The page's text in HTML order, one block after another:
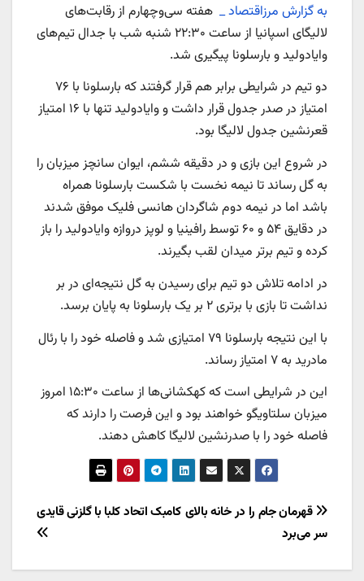
به گزارش مرزاقتصاد _ هفته سی‌وچهارم از رقابت‌های
لالیگای اسپانیا از ساعت ۲۲:۳۰ شنبه شب با جدال تیم‌های
وایادولید و بارسلونا پیگیری شد.
دو تیم در شرایطی برابر هم قرار گرفتند که بارسلونا با ۷۶
امتیاز در صدر جدول قرار داشت و وایادولید تنها با ۱۶ امتیاز
قعرنشین جدول لالیگا بود.
در شروع این بازی و در دقیقه ششم، ایوان سانچز میزبان را
به گل رساند تا نیمه نخست با شکست بارسلونا همراه
باشد اما در نیمه دوم شاگردان هانسی فلیک موفق شدند
در دقایق ۵۴ و ۶۰ توسط رافینیا و لوپز دروازه وایادولید را باز
کرده و تیم برتر میدان لقب بگیرند.
در ادامه تلاش دو تیم برای رسیدن به گل نتیجه‌ای در بر
نداشت تا بازی با برتری ۲ بر یک بارسلونا به پایان برسد.
با این نتیجه بارسلونا ۷۹ امتیازی شد و فاصله خود را با رئال
مادرید به ۷ امتیاز رساند.
این در شرایطی است که کهکشانی‌ها از ساعت ۱۵:۳۰ امروز
میزبان سلتاویگو خواهند بود و این فرصت را دارند که
فاصله خود را با صدرنشین لالیگا کاهش دهند.
راهبری
نوشته
کامبک اتحاد کلبا با گلزنی قایدی قهرمان جام را در خانه بالای
سر می‌برد